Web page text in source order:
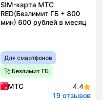
SIM-карта МТС
RED(Безлимит ГБ + 800
мин) 600 рублей в месяц
Для смартфонов
🚀 Безлимит ГБ
МТС
4.4
19 отзывов